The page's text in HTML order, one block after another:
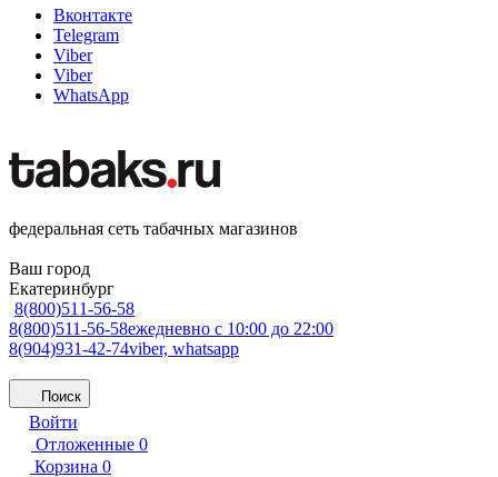
Вконтакте
Telegram
Viber
Viber
WhatsApp
федеральная сеть табачных магазинов
Ваш город
Екатеринбург
8(800)511-56-58
8(800)511-56-58ежедневно с 10:00 до 22:00
8(904)931-42-74viber, whatsapp
Поиск
Войти
Отложенные 0
Корзина 0